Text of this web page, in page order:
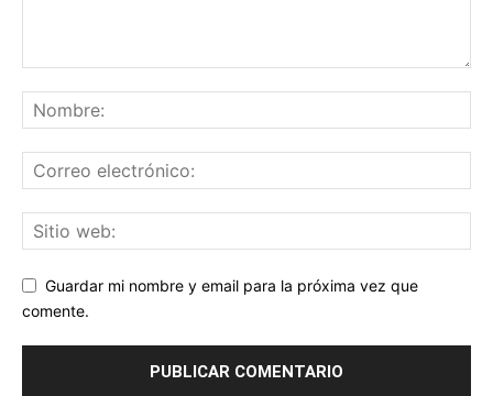
Guardar mi nombre y email para la próxima vez que
comente.